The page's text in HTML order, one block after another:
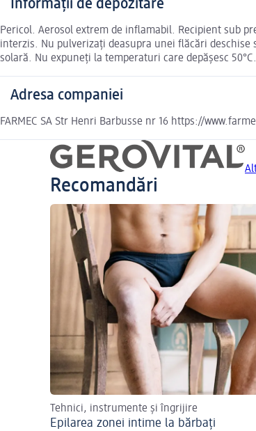
Informații de depozitare
Pericol. Aerosol extrem de inflamabil. Recipient sub
interzis. Nu pulverizaţi deasupra unei flăcări
solară. Nu expuneţi la temperaturi care depăşesc 50°C.
Adresa companiei
FARMEC SA Str Henri Barbusse nr 16 https://
Recomandări
Tehnici, instrumente și îngrijire
Epilarea zonei intime la bărbați